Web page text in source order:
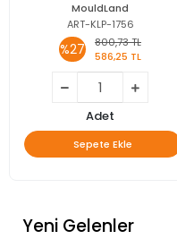
MouldLand
ART-KLP-1756
%27
800,73 TL
586,25 TL
Adet
Sepete Ekle
Yeni Gelenler